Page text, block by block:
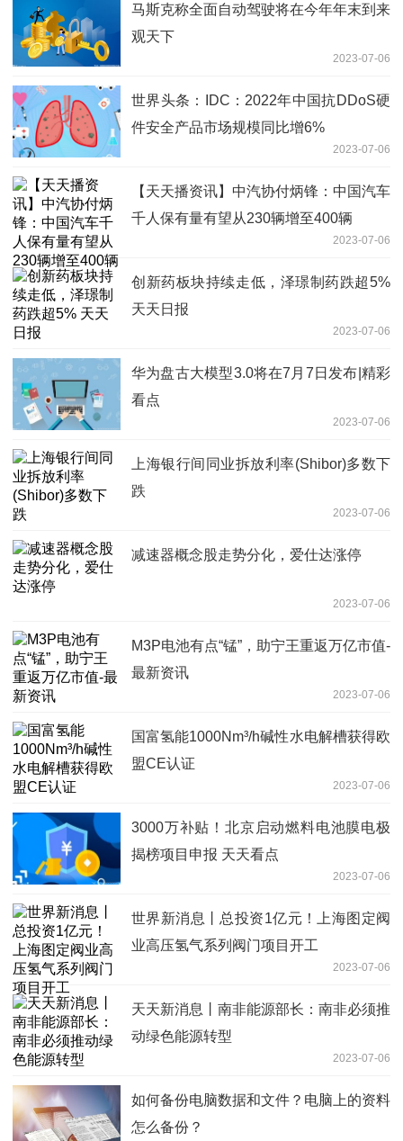
马斯克称全面自动驾驶将在今年年末到来
观天下
2023-07-06
世界头条：IDC：2022年中国抗DDoS硬
件安全产品市场规模同比增6%
2023-07-06
【天天播资讯】中汽协付炳锋：中国汽车
千人保有量有望从230辆增至400辆
2023-07-06
创新药板块持续走低，泽璟制药跌超5%
天天日报
2023-07-06
华为盘古大模型3.0将在7月7日发布|精彩
看点
2023-07-06
上海银行间同业拆放利率(Shibor)多数下
跌
2023-07-06
减速器概念股走势分化，爱仕达涨停
2023-07-06
M3P电池有点“锰”，助宁王重返万亿市值-
最新资讯
2023-07-06
国富氢能1000Nm³/h碱性水电解槽获得欧
盟CE认证
2023-07-06
3000万补贴！北京启动燃料电池膜电极
揭榜项目申报 天天看点
2023-07-06
世界新消息丨总投资1亿元！上海图定阀
业高压氢气系列阀门项目开工
2023-07-06
天天新消息丨南非能源部长：南非必须推
动绿色能源转型
2023-07-06
如何备份电脑数据和文件？电脑上的资料
怎么备份？